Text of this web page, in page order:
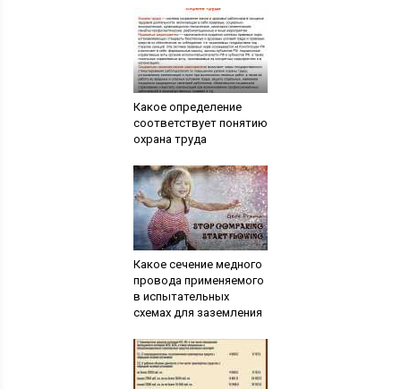
Какое определение
соответствует понятию
охрана труда
Какое сечение медного
провода применяемого
в испытательных
схемах для заземления